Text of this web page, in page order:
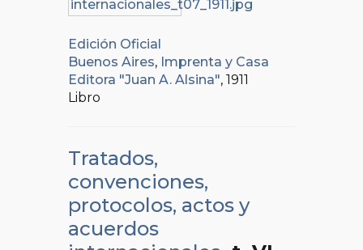
Edición Oficial
Buenos Aires, Imprenta y Casa
Editora "Juan A. Alsina", 1911
Libro
Tratados,
convenciones,
protocolos, actos y
acuerdos